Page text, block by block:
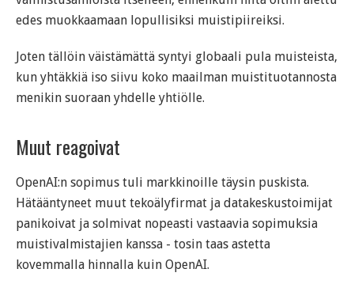
edes muokkaamaan lopullisiksi muistipiireiksi.
Joten tällöin väistämättä syntyi globaali pula muisteista,
kun yhtäkkiä iso siivu koko maailman muistituotannosta
menikin suoraan yhdelle yhtiölle.
Muut reagoivat
OpenAI:n sopimus tuli markkinoille täysin puskista.
Hätääntyneet muut tekoälyfirmat ja datakeskustoimijat
panikoivat ja solmivat nopeasti vastaavia sopimuksia
muistivalmistajien kanssa - tosin taas astetta
kovemmalla hinnalla kuin OpenAI.